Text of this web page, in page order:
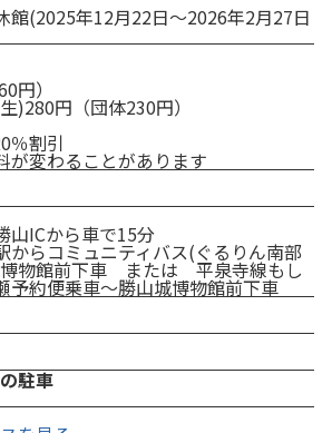
館(2025年12月22日～2026年2月27日
円）
)280円（団体230円）
％割引
変わることがあります
山ICから車で15分
からコミュニティバス(ぐるりん南部
博物館前下車 または 平泉寺線もし
予約便乗車～勝山城博物館前下車
駐車